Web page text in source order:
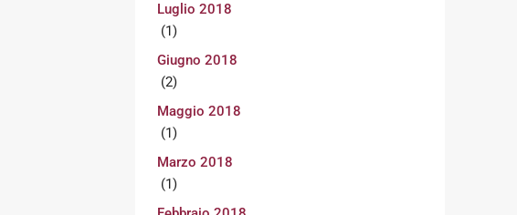
Luglio 2018
(1)
Giugno 2018
(2)
Maggio 2018
(1)
Marzo 2018
(1)